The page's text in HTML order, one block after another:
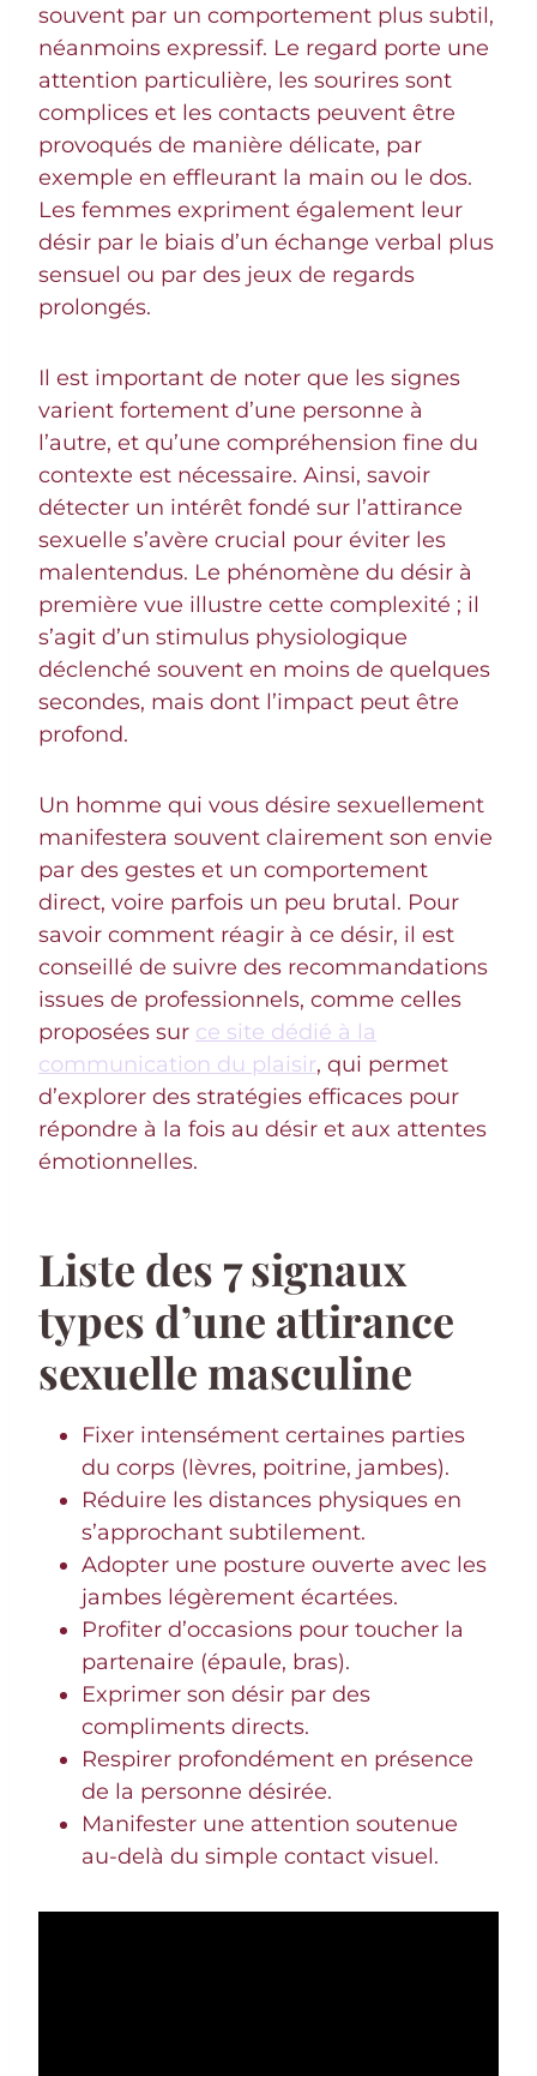
souvent par un comportement plus subtil,
néanmoins expressif. Le regard porte une
attention particulière, les sourires sont
complices et les contacts peuvent être
provoqués de manière délicate, par
exemple en effleurant la main ou le dos.
Les femmes expriment également leur
désir par le biais d’un échange verbal plus
sensuel ou par des jeux de regards
prolongés.
Il est important de noter que les signes
varient fortement d’une personne à
l’autre, et qu’une compréhension fine du
contexte est nécessaire. Ainsi, savoir
détecter un intérêt fondé sur l’attirance
sexuelle s’avère crucial pour éviter les
malentendus. Le phénomène du désir à
première vue illustre cette complexité ; il
s’agit d’un stimulus physiologique
déclenché souvent en moins de quelques
secondes, mais dont l’impact peut être
profond.
Un homme qui vous désire sexuellement
manifestera souvent clairement son envie
par des gestes et un comportement
direct, voire parfois un peu brutal. Pour
savoir comment réagir à ce désir, il est
conseillé de suivre des recommandations
issues de professionnels, comme celles
proposées sur ce site dédié à la
communication du plaisir, qui permet
d’explorer des stratégies efficaces pour
répondre à la fois au désir et aux attentes
émotionnelles.
Liste des 7 signaux
types d’une attirance
sexuelle masculine
Fixer intensément certaines parties
du corps (lèvres, poitrine, jambes).
Réduire les distances physiques en
s’approchant subtilement.
Adopter une posture ouverte avec les
jambes légèrement écartées.
Profiter d’occasions pour toucher la
partenaire (épaule, bras).
Exprimer son désir par des
compliments directs.
Respirer profondément en présence
de la personne désirée.
Manifester une attention soutenue
au-delà du simple contact visuel.